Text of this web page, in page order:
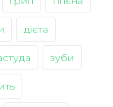
дієта
зуби